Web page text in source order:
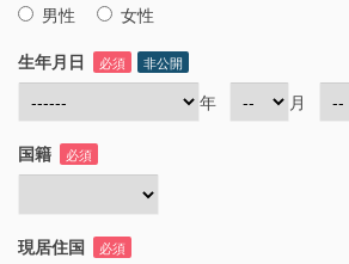
男性
女性
生年月日
必須 非公開
年 月
国籍 必須
現居住国 必須